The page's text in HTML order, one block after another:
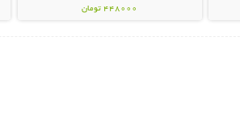
448000 تومان